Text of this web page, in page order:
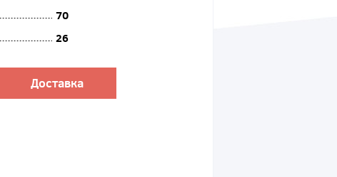
70
26
Доставка